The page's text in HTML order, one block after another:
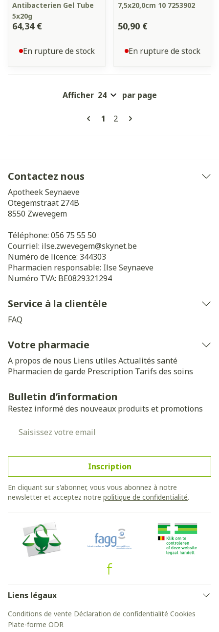
Antibacterien Gel Tube
5x20g
64,34 €
En rupture de stock
7,5x20,0cm 10 7253902
50,90 €
En rupture de stock
Pages
Vous lisez actuellement la
1 Page
2
Afficher par page
Contactez nous
Apotheek Seynaeve
Otegemstraat 274B
8550 Zwevegem
Téléphone: 056 75 55 50
Courriel: ilse.zwevegem@skynet.be
Numéro de licence: 344303
Pharmacien responsable: Ilse Seynaeve
Numéro TVA: BE0829321294
Service à la clientèle
FAQ
Votre pharmacie
A propos de nous Liens utiles Actualités santé
Pharmacien de garde Prescription Tarifs des soins
Bulletin d’information
Restez informé des nouveaux produits et promotions
Inscription
En cliquant sur s'abonner, vous vous abonnez à notre
newsletter et acceptez notre politique de confidentialité.
Liens légaux
Conditions de vente Déclaration de confidentialité Cookies
Plate-forme ODR